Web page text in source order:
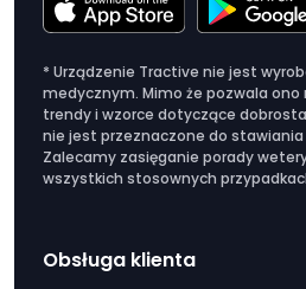
* Urządzenie Tractive nie jest
medycznym. Mimo że pozwala
trendy i wzorce dotyczące
nie jest przeznaczone do stawiania
Zalecamy zasięganie porady
wszystkich stosownych
Obsługa klienta